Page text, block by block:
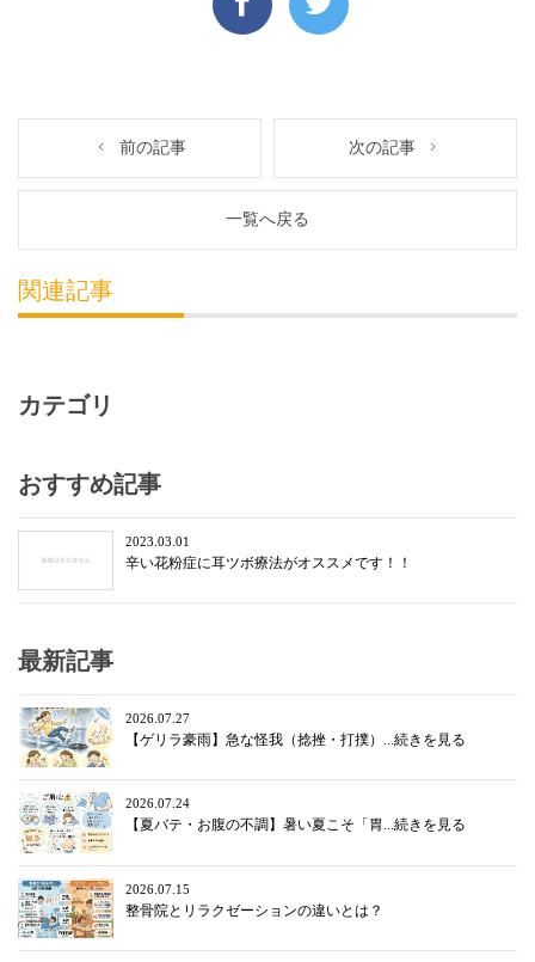
前の記事 次の記事
一覧へ戻る
関連記事
カテゴリ
おすすめ記事
2023.03.01
辛い花粉症に耳ツボ療法がオススメです！！
最新記事
2026.07.27
【ゲリラ豪雨】急な怪我（捻挫・打撲）...続きを見る
2026.07.24
【夏バテ・お腹の不調】暑い夏こそ「胃...続きを見る
2026.07.15
整骨院とリラクゼーションの違いとは？